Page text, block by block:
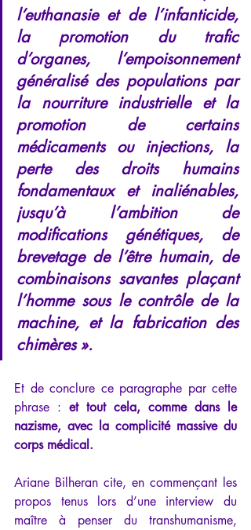
l’euthanasie et de l’infanticide,
la promotion du trafic
d’organes, l’empoisonnement
généralisé des populations par
la nourriture industrielle et la
promotion de certains
médicaments ou injections, la
perte des droits humains
fondamentaux et inaliénables,
jusqu’à l’ambition de
modifications génétiques, de
brevetage de l’être humain, de
combinaisons savantes plaçant
l’homme sous le contrôle de la
machine, et la fabrication des
chimères ».
Et de conclure ce paragraphe par cette
phrase : et tout cela, comme dans le
nazisme, avec la complicité massive du
corps médical.
Ariane Bilheran cite, en commençant les
propos tenus lors d’une interview du
maître à penser du transhumanisme,